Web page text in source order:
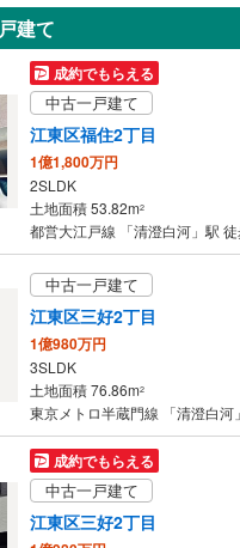
建て
成約でもらえる
中古一戸建て
江東区福住2丁目
1億1,800万円
2SLDK
土地面積 53.82m2
都営大江戸線 「清澄白河」駅
中古一戸建て
江東区三好2丁目
1億980万円
3SLDK
土地面積 76.86m2
東京メトロ半蔵門線 「清澄白河
成約でもらえる
中古一戸建て
江東区三好2丁目